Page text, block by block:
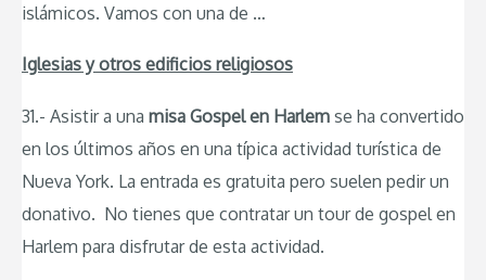
islámicos. Vamos con una de …
Iglesias y otros edificios religiosos
31.- Asistir a una misa Gospel en Harlem se ha convertido
en los últimos años en una típica actividad turística de
Nueva York. La entrada es gratuita pero suelen pedir un
donativo. No tienes que contratar un tour de gospel en
Harlem para disfrutar de esta actividad.